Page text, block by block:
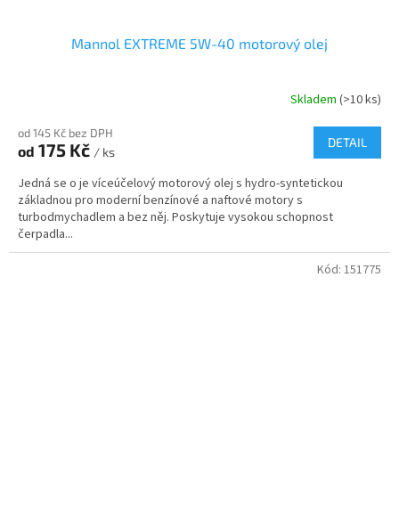
Mannol EXTREME 5W-40 motorový olej
Skladem (>10 ks)
od 145 Kč bez DPH
od 175 Kč / ks
DETAIL
Jedná se o je víceúčelový motorový olej s hydro-syntetickou
základnou pro moderní benzínové a naftové motory s
turbodmychadlem a bez něj. Poskytuje vysokou schopnost
čerpadla...
Kód: 151775